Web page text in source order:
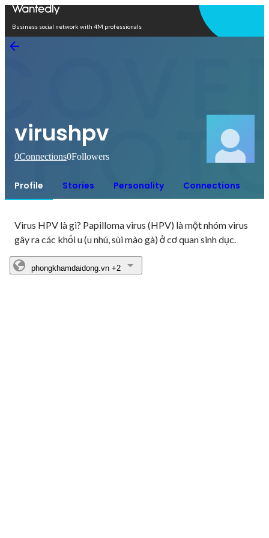
Business social network with 4M professionals
virushpv
0Connections0Followers
Profile Stories Personality Connections
Virus HPV là gì? Papilloma virus (HPV) là một nhóm virus
gây ra các khối u (u nhú, sùi mào gà) ở cơ quan sinh dục.
phongkhamdaidong.vn +2